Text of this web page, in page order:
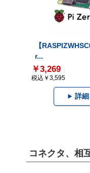
【
r...
￥3,269
税込￥3,595
詳
コネクタ、相